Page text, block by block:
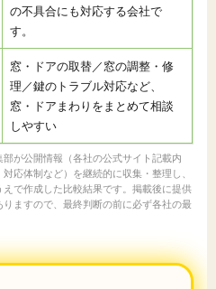
の不具合にも対応する会社で
す。
窓・ドアの取替／窓の調整・修
理／鍵のトラブル対応など、
窓・ドアまわりをまとめて相談
しやすい
が公開情報（各社の公式サイト記載内
応体制など）を継続的に収集・整理し、
で作成した比較結果です。掲載後に提供
ますので、最終判断の前に必ず各社の最